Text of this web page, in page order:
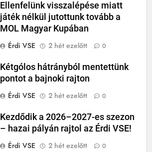
Ellenfelünk visszalépése miatt
játék nélkül jutottunk tovább a
MOL Magyar Kupában
Érdi VSE
2 hét ezelőtt 0
Kétgólos hátrányból mentettünk
pontot a bajnoki rajton
Érdi VSE
2 hét ezelőtt 0
Kezdődik a 2026–2027-es szezon
– hazai pályán rajtol az Érdi VSE!
Érdi VSE
2 hét ezelőtt 0